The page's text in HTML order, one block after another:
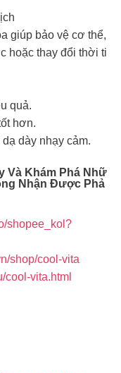
giúp bảo vệ cơ thể,
hoặc thay đổi thời ti
quả.
hơn.
dày nhạy cảm.
Và Khám Phá Nhữ
Nhận Được Phả
shopee_kol?
shop/cool-vita
cool-vita.html